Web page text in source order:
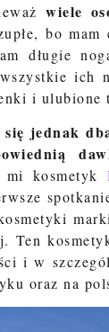
wiele
bo
długie
i ulubione
się jednak
mi kosmetyk
Ten
i w
oraz na